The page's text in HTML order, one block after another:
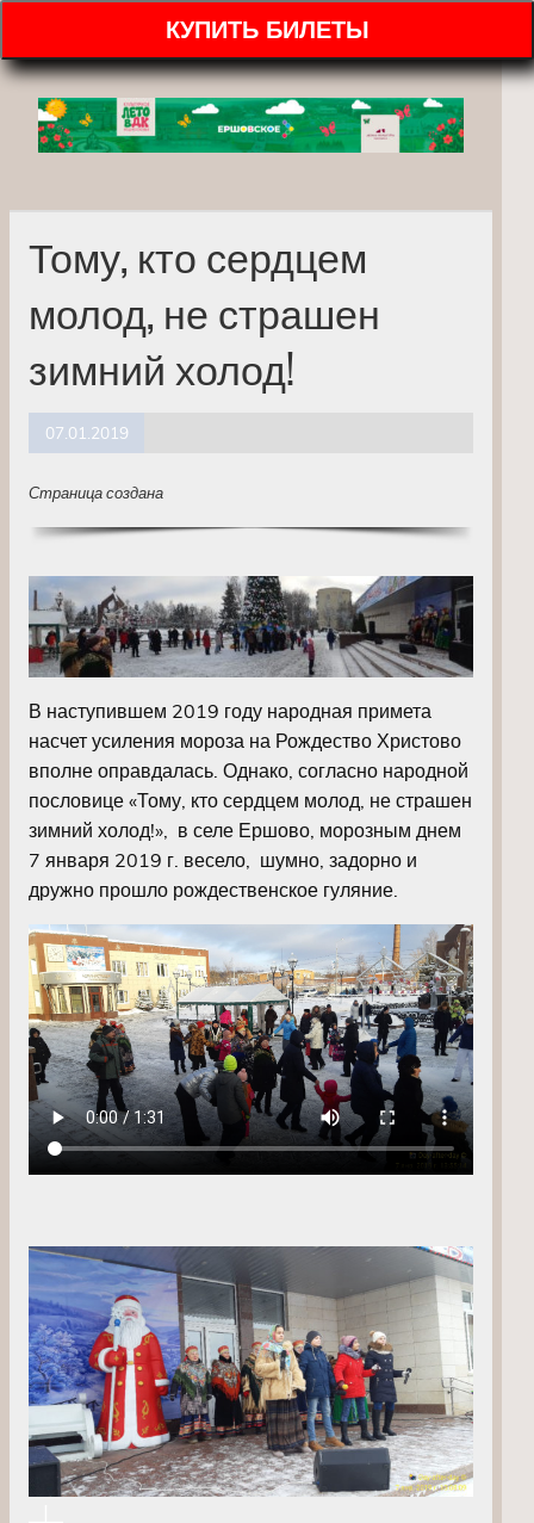
КУПИТЬ БИЛЕТЫ
Тому, кто сердцем
молод, не страшен
зимний холод!
07.01.2019
Страница создана
В наступившем 2019 году народная примета
насчет усиления мороза на Рождество Христово
вполне оправдалась. Однако, согласно народной
пословице «Тому, кто сердцем молод, не страшен
зимний холод!», в селе Ершово, морозным днем
7 января 2019 г. весело, шумно, задорно и
дружно прошло рождественское гуляние.